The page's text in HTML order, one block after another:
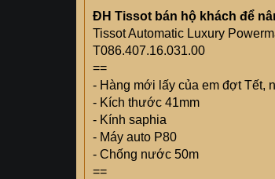
ĐH Tissot bán hộ khách để
Tissot Automatic Luxury
T086.407.16.031.00
==
- Hàng mới lấy của em đợt Tết,
- Kích thước 41mm
- Kính saphia
- Máy auto P80
- Chống nước 50m
==